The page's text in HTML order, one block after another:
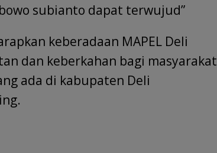
subianto dapat terwujud”
keberadaan MAPEL Deli
dan keberkahan bagi masyarakat
ada di kabupaten Deli